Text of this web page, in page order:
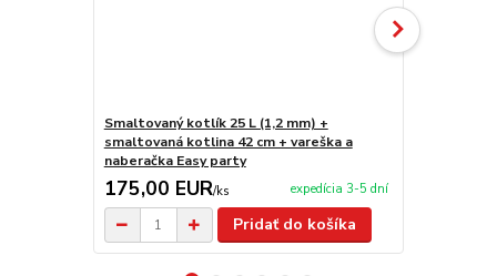
Smaltovaný kotlík 25 L (1,2 mm) +
smaltovaná kotlina 42 cm + vareška a
naberačka Easy party
175,00 EUR/ks expedícia 3-5 dní
Pridať do košíka